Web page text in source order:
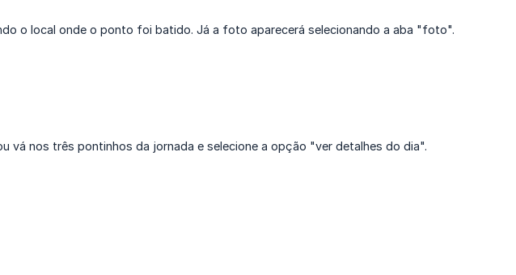
o local onde o ponto foi batido. Já a foto aparecerá selecionando a aba "foto".
vá nos três pontinhos da jornada e selecione a opção "ver detalhes do dia".